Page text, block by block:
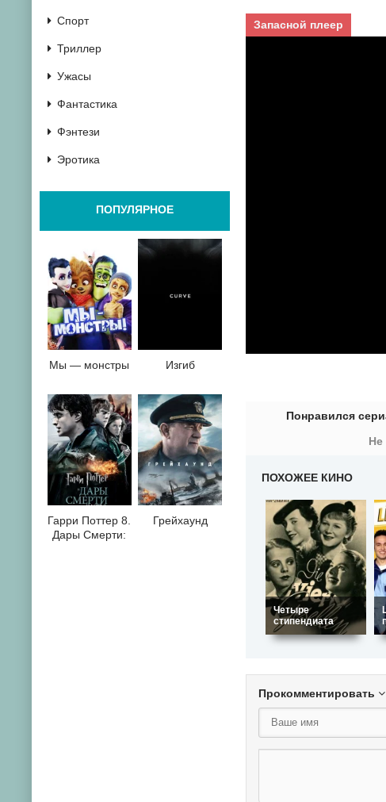
Запасной плеер
Понравился
Не
ПОХОЖЕЕ КИНО
Четыре
стипендиата
Прокомментировать
Спорт
Триллер
Ужасы
Фантастика
Фэнтези
Эротика
ПОПУЛЯРНОЕ
Мы — монстры Изгиб
Гарри Поттер 8.
Дары Смерти:
Грейхаунд